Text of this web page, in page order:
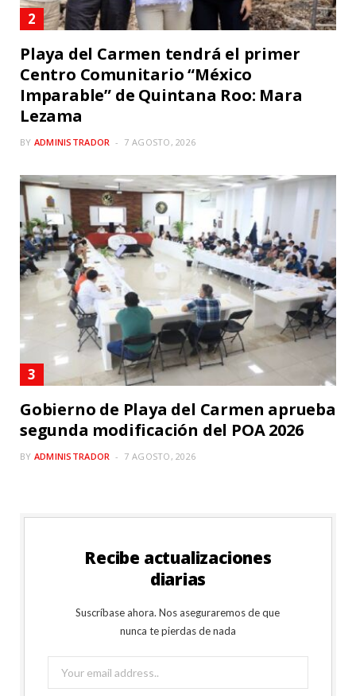
Playa del Carmen tendrá el primer
Centro Comunitario “México
Imparable” de Quintana Roo: Mara
Lezama
BY ADMINISTRADOR 7 AGOSTO, 2026
Gobierno de Playa del Carmen aprueba
segunda modificación del POA 2026
BY ADMINISTRADOR 7 AGOSTO, 2026
Recibe actualizaciones
diarias
Suscríbase ahora. Nos aseguraremos de que
nunca te pierdas de nada